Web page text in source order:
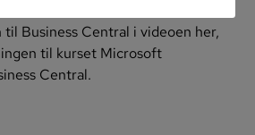
Business Central i videoen her,
til kurset Microsoft
Central.